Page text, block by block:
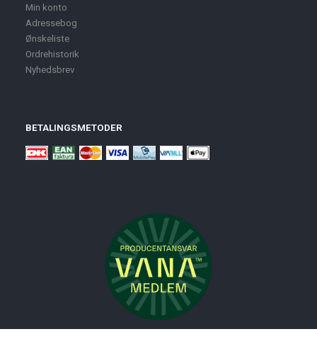
Min konto
Adressebog
Ønskeliste
Ordrehistorik
Nyhedsbrev
BETALINGSMETODER